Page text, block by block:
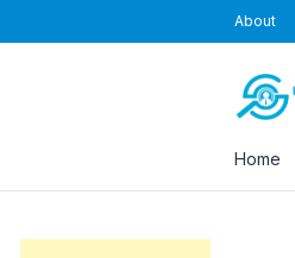
About
Home